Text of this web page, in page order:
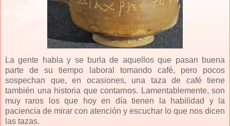
La gente habla y se burla de aquellos que pasan buena
parte de su tiempo laboral tomando café, pero pocos
sospechan que, en ocasiones, una taza de café tiene
también una historia que contarnos. Lamentablemente, son
muy raros los que hoy en día tienen la habilidad y la
paciencia de mirar con atención y escuchar lo que nos dicen
las tazas.